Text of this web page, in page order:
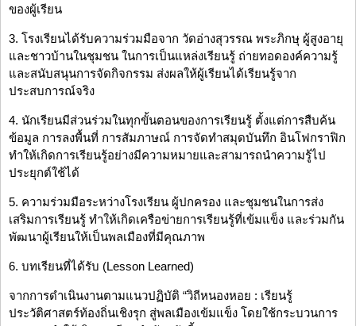
ของผู้เรียน
3. โรงเรียนได้รับความร่วมมือจาก วัดอ่างสุวรรณ พระภิกษุ ผู้สูงอายุ
และชาวบ้านในชุมชน ในการเป็นแหล่งเรียนรู้ ถ่ายทอดองค์ความรู้
และสนับสนุนการจัดกิจกรรม ส่งผลให้ผู้เรียนได้เรียนรู้จาก
ประสบการณ์จริง
4. นักเรียนมีส่วนร่วมในทุกขั้นตอนของการเรียนรู้ ตั้งแต่การสืบค้น
ข้อมูล การลงพื้นที่ การสัมภาษณ์ การจัดทำสมุดบันทึก อินโฟกราฟิก
ทำให้เกิดการเรียนรู้อย่างมีความหมายและสามารถนำความรู้ไป
ประยุกต์ใช้ได้
5. ความร่วมมือระหว่างโรงเรียน ผู้ปกครอง และชุมชนในการส่ง
เสริมการเรียนรู้ ทำให้เกิดเครือข่ายการเรียนรู้ที่เข้มแข็ง และร่วมกัน
พัฒนาผู้เรียนให้เป็นพลเมืองที่มีคุณภาพ
6. บทเรียนที่ได้รับ (Lesson Learned)
จากการดำเนินงานตามแนวปฏิบัติ “วิถีหนองหอย : เรียนรู้
ประวัติศาสตร์ท้องถิ่นเชิงรุก สู่พลเมืองเข้มแข็ง โดยใช้กระบวนการ